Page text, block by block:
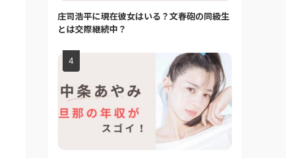
庄司浩平に現在彼女はいる？文春砲の同級生
とは交際継続中？